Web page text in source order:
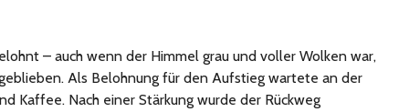
– auch wenn der Himmel grau und voller Wolken war,
Als Belohnung für den Aufstieg wartete an der
Kaffee. Nach einer Stärkung wurde der Rückweg